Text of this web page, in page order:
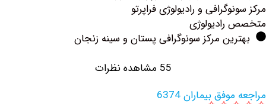
و رادیولوژی فراپرتو
مرکز سونوگرافی پستان و سینه زنجان
بیماران 6374